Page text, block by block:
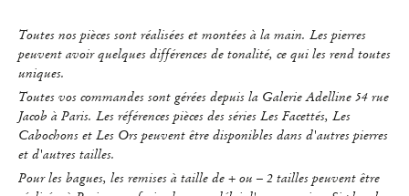
Toutes nos pièces sont réalisées et montées à la main. Les pierres
peuvent avoir quelques différences de tonalité, ce qui les rend toutes
uniques.
Toutes vos commandes sont gérées depuis la Galerie Adelline 54 rue
Jacob à Paris. Les références pièces des séries Les Facettés, Les
Cabochons et Les Ors peuvent être disponibles dans d'autres pierres
et d'autres tailles.
Pour les bagues, les remises à taille de + ou – 2 tailles peuvent être